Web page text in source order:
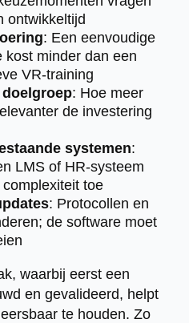
ontwikkeltijd
: Een eenvoudige
kost minder dan een
VR-training
: Hoe meer
de investering
systemen:
LMS of HR-systeem
toe
: Protocollen en
de software moet
waarbij eerst een
en gevalideerd, helpt
te houden. Zo